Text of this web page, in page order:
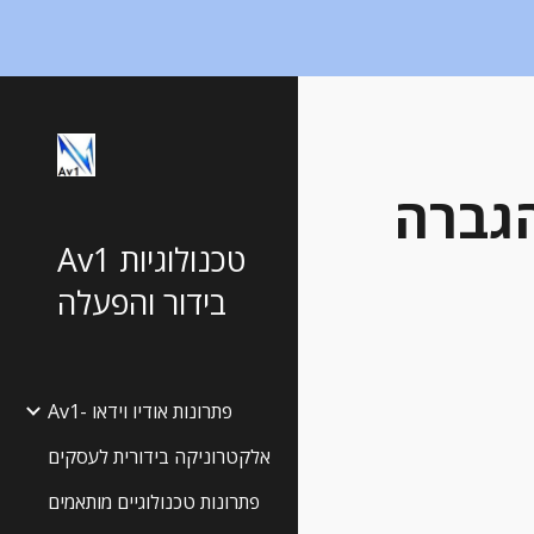
Av1 טכנולוגיות
בידור והפעלה
Av1- פתרונות אודיו וידאו
אלקטרוניקה בידורית לעסקים
פתרונות טכנולוגיים מותאמים